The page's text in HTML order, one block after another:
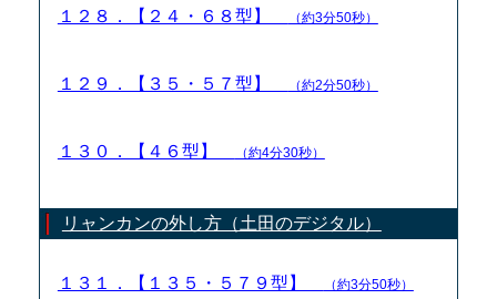
１２８．【２４・６８型】 （約3分50秒）
１２９．【３５・５７型】 （約2分50秒）
１３０．【４６型】 （約4分30秒）
リャンカンの外し方（土田のデジタル）
１３１．【１３５・５７９型】 （約3分50秒）